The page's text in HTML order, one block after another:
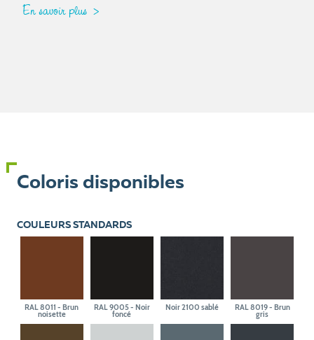
En savoir plus
Coloris disponibles
COULEURS STANDARDS
RAL 8011 - Brun
noisette
RAL 9005 - Noir
foncé
Noir 2100 sablé RAL 8019 - Brun
gris